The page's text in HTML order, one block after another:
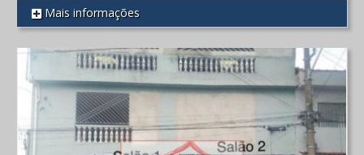
REF 409
Mais informações